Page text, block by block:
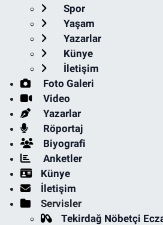
Spor
Yaşam
Yazarlar
Künye
İletişim
Foto Galeri
Video
Yazarlar
Röportaj
Biyografi
Anketler
Künye
İletişim
Servisler
Tekirdağ Nöbetçi